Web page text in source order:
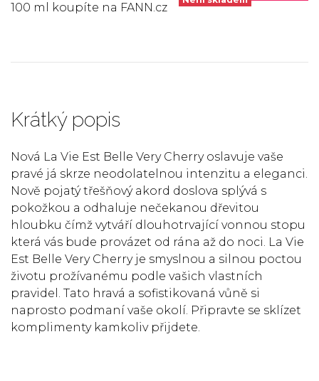
Krátký popis
Nová La Vie Est Belle Very Cherry oslavuje vaše
pravé já skrze neodolatelnou intenzitu a eleganci.
Nově pojatý třešňový akord doslova splývá s
pokožkou a odhaluje nečekanou dřevitou
hloubku čímž vytváří dlouhotrvající vonnou stopu
která vás bude provázet od rána až do noci. La Vie
Est Belle Very Cherry je smyslnou a silnou poctou
životu prožívanému podle vašich vlastních
pravidel. Tato hravá a sofistikovaná vůně si
naprosto podmaní vaše okolí. Připravte se sklízet
komplimenty kamkoliv přijdete.